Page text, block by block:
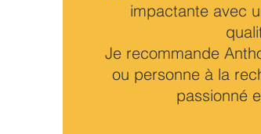
impactante avec
Je recommande
ou personne à la
passionné